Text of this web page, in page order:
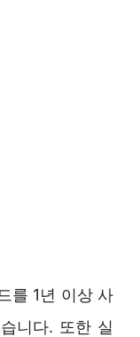
를 1년 이상 사
니다. 또한 실